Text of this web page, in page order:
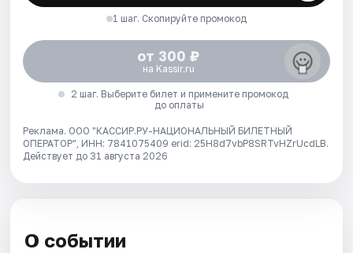
1 шаг. Скопируйте промокод
от 300 ₽
на Kassir.ru
2 шаг. Выберите билет и примените промокод
до оплаты
Реклама. ООО "КАССИР.РУ-НАЦИОНАЛЬНЫЙ БИЛЕТНЫЙ
ОПЕРАТОР", ИНН: 7841075409 erid: 25H8d7vbP8SRTvHZrUcdLB.
Действует до 31 августа 2026
О событии